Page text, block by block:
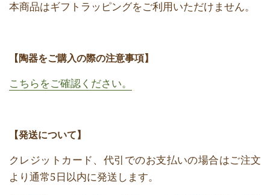
本商品はギフトラッピングをご利用いただけません。
【陶器をご購入の際の注意事項】
こちらをご確認ください。
【発送について】
クレジットカード、代引でのお支払いの場合はご注文
より通常5日以内に発送します。